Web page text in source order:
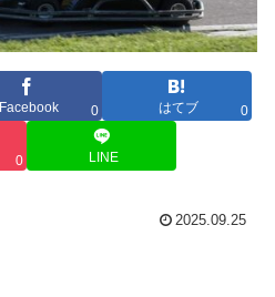
Facebook 0 はてブ 0
0 LINE
2025.09.25